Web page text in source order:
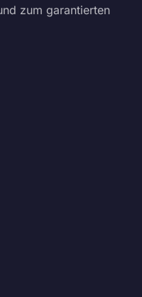
zum garantierten